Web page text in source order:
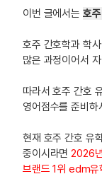
이번 글에서는 호
호주 간호학과 학
많은 과정이어서
따라서 호주 간호
영어점수를 준비
현재 호주 간호 유
중이시라면2026
브랜드 1위 edm유